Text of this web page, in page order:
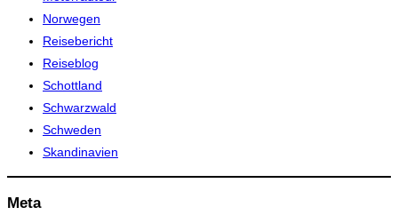
Norwegen
Reisebericht
Reiseblog
Schottland
Schwarzwald
Schweden
Skandinavien
Meta